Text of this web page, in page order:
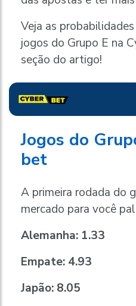
Veja as
jogos do Grupo E na
seção do artigo!
Jogos do
bet
A primeira rodada do
mercado para você
Alemanha: 1.33
Empate: 4.93
Japão: 8.05